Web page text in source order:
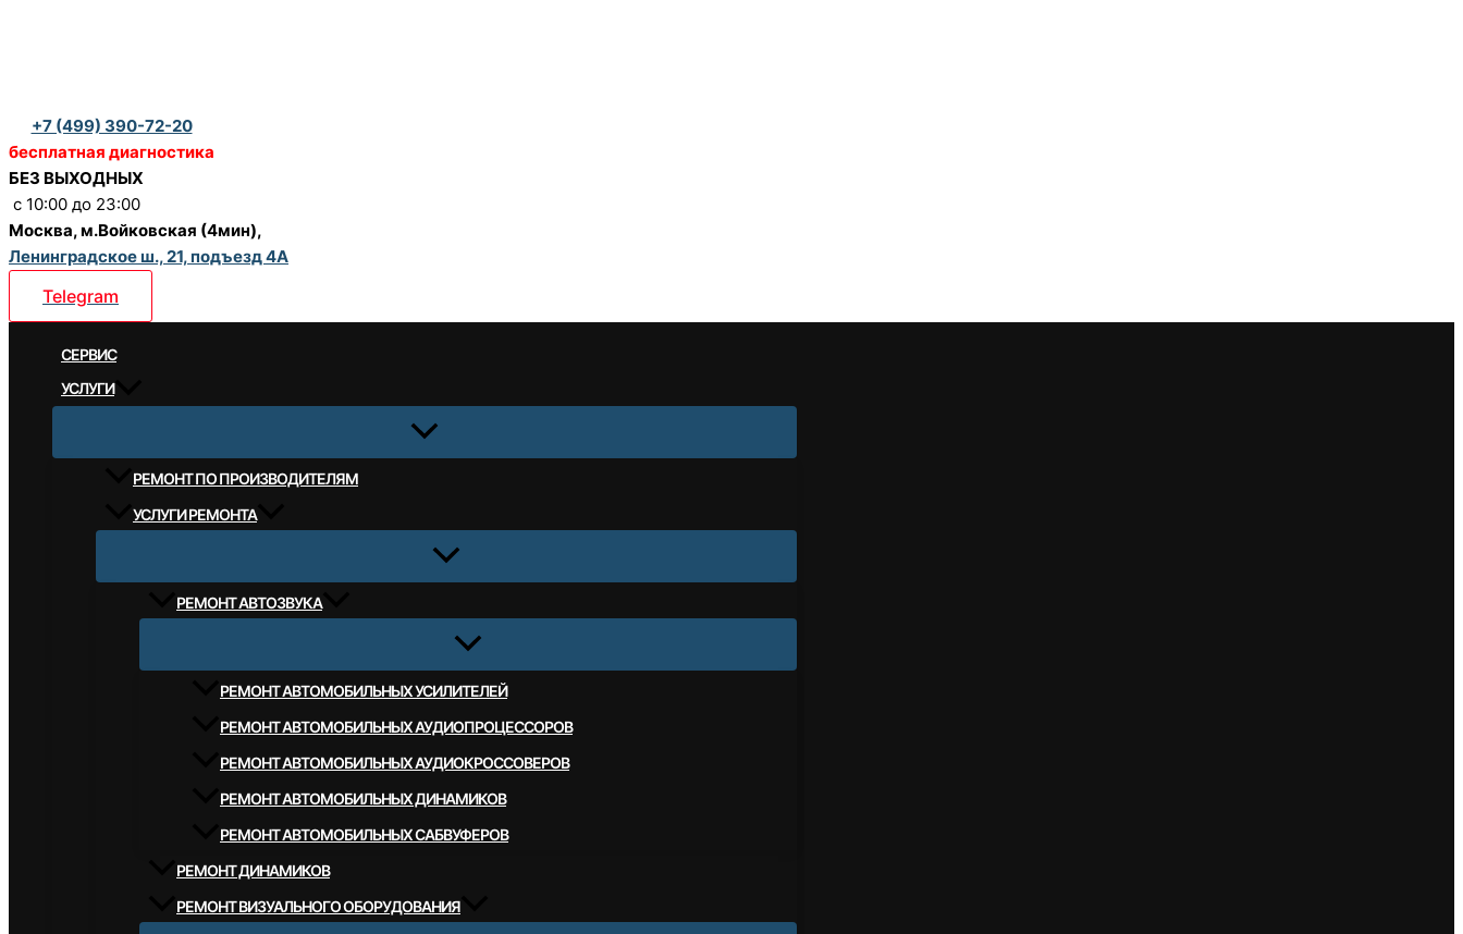
+7 (499) 390-72-20
бесплатная диагностика
БЕЗ ВЫХОДНЫХ
c 10:00 до 23:00
Москва, м.Войковская (4мин),
Ленинградское ш., 21, подъезд 4А
Telegram
CЕРВИС
УСЛУГИ
РЕМОНТ ПО ПРОИЗВОДИТЕЛЯМ
УСЛУГИ РЕМОНТА
РЕМОНТ АВТОЗВУКА
РЕМОНТ АВТОМОБИЛЬНЫХ УСИЛИТЕЛЕЙ
РЕМОНТ АВТОМОБИЛЬНЫХ АУДИОПРОЦЕССОРОВ
РЕМОНТ АВТОМОБИЛЬНЫХ АУДИОКРОССОВЕРОВ
РЕМОНТ АВТОМОБИЛЬНЫХ ДИНАМИКОВ
РЕМОНТ АВТОМОБИЛЬНЫХ САБВУФЕРОВ
РЕМОНТ ДИНАМИКОВ
РЕМОНТ ВИЗУАЛЬНОГО ОБОРУДОВАНИЯ